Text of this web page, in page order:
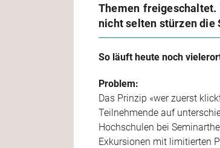
Themen
nicht selten stürzen die
So läuft heute noch
Problem:
Das Prinzip «wer zuerst
Teilnehmende auf
Hochschulen bei
Exkursionen mit limitierten